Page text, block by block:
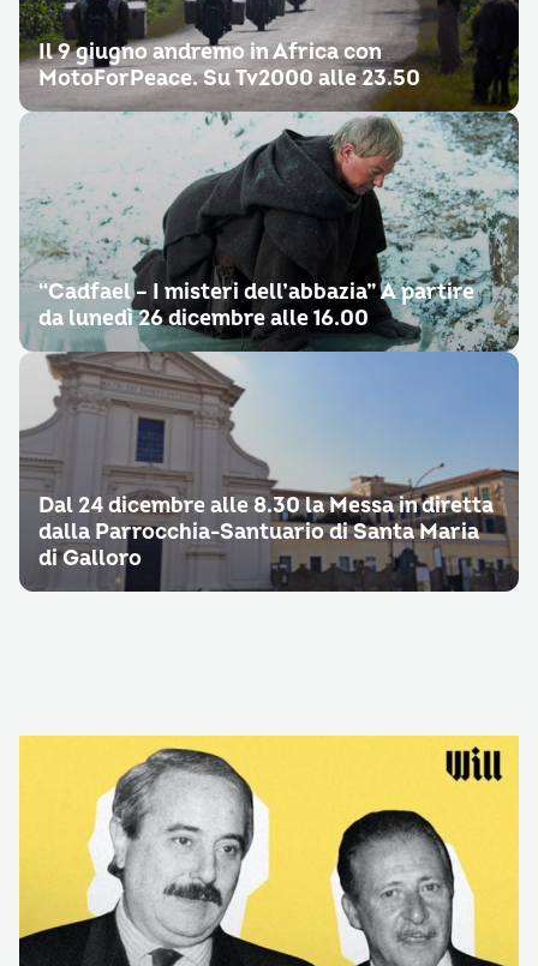
Il 9 giugno andremo in Africa con
MotoForPeace. Su Tv2000 alle 23.50
“Cadfael – I misteri dell’abbazia” A partire
da lunedì 26 dicembre alle 16.00
Dal 24 dicembre alle 8.30 la Messa in diretta
dalla Parrocchia-Santuario di Santa Maria
di Galloro